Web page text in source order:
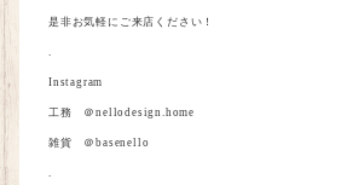
是非お気軽にご来店ください！
.
Instagram
工務 ＠nellodesign.home
雑貨 ＠basenello
.